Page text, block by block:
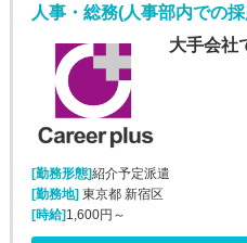
人事・総務(人事部内での
大手会社
[勤務形態]紹介予定派遣
[勤務地]東京都 新宿区
[時給]1,600円～